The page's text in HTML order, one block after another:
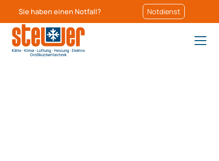
Sie haben einen Notfall? Notdienst